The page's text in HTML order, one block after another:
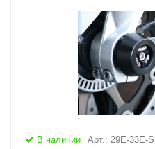
В наличии Арт.: 29E-33E-S